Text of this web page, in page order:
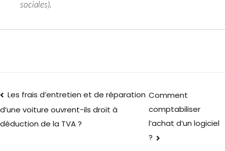
sociales).
Les frais d’entretien et de réparation
d’une voiture ouvrent-ils droit à
déduction de la TVA ?
Comment
comptabiliser
l’achat d’un logiciel
?